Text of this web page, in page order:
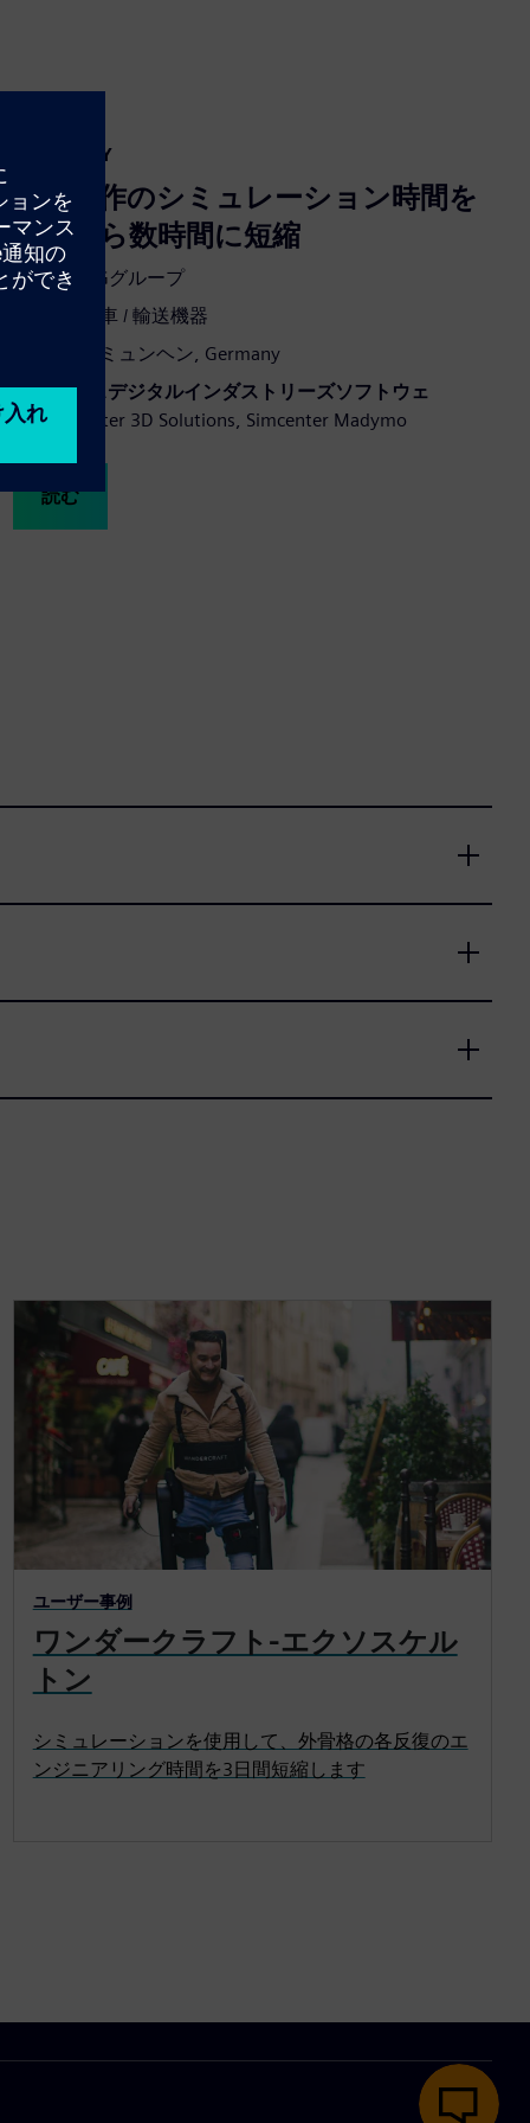
CASE STUDY
人体動作のシミュレーション時間を
数日から数時間に短縮
会社: EDAGグループ
自動車 / 輸送機器
ミュンヘン, Germany
シーメンスデジタルインダストリーズソフトウェ
ア: Simcenter 3D Solutions, Simcenter Madymo
読む
ユーザー事例
ワンダークラフト-エクソスケル
トン
シミュレーションを使用して、外骨格の各反復のエ
ンジニアリング時間を3日間短縮します